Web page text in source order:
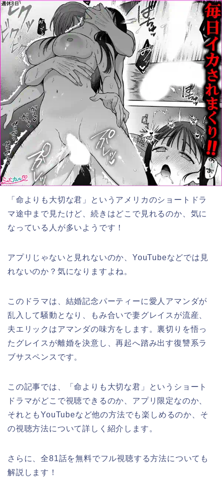
「命よりも大切な君 」というアメリカのショートドラ
マ途中まで見たけど、続きはどこで見れるのか、気に
なっている人が多いようです！
アプリじゃないと見れないのか、YouTubeなどでは見
れないのか？気になりますよね。
このドラマは、結婚記念パーティーに愛人アマンダが
乱入して騒動となり、もみ合いで妻グレイスが流産、
夫エリックはアマンダの味方をします。裏切りを悟っ
たグレイスが離婚を決意し、再起へ踏み出す復讐系ラ
ブサスペンスです。
この記事では、 「命よりも大切な君 」
というショート
ドラマがどこで視聴できるのか、アプリ限定なのか、
それともYouTubeなど他の方法でも楽しめるのか、そ
の視聴方法について詳しく紹介します。
さらに、全81話を無料でフル視聴する方法についても
解説します！